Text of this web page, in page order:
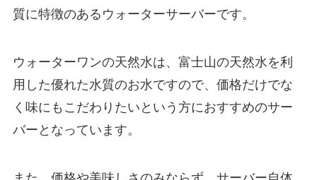
質に特徴のあるウォーターサーバーです。
ウォーターワンの天然水は、富士山の天然水を利
用した優れた水質のお水ですので、価格だけでな
く味にもこだわりたいという方におすすめのサー
バーとなっています。